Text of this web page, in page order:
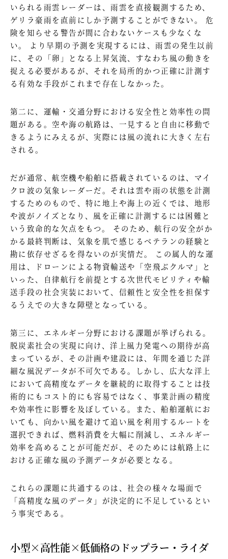
いられる雨雲レーダーは、雨雲を直接観測するため、
ゲリラ豪雨を直前にしか予測することができない。 危
険を知らせる警告が間に合わないケースも少なくな
い。 より早期の予測を実現するには、雨雲の発生以前
に、その「卵」となる上昇気流、すなわち風の動きを
捉える必要があるが、それを局所的かつ正確に計測す
る有効な手段がこれまで存在しなかった。
第二に、運輸・交通分野における安全性と効率性の問
題がある。空や海の航路は、一見すると自由に移動で
きるようにみえるが、実際には風の流れに大きく左右
される。
だが通常、航空機や船舶に搭載されているのは、マイ
クロ波の気象レーダーだ。それは雲や雨の状態を計測
するためのもので、特に地上や海上の近くでは、地形
や波がノイズとなり、風を正確に計測するには困難と
いう致命的な欠点をもつ。 そのため、航行の安全がか
かる最終判断は、気象を肌で感じるベテランの経験と
勘に依存せざるを得ないのが実情だ。 この属人的な運
用は、ドローンによる物資輸送や「空飛ぶクルマ」と
いった、自律航行を前提とする次世代モビリティや輸
送手段の社会実装において、信頼性と安全性を担保す
るうえでの大きな障壁となっている。
第三に、エネルギー分野における課題が挙げられる。
脱炭素社会の実現に向け、洋上風力発電への期待が高
まっているが、その計画や建設には、年間を通じた詳
細な風況データが不可欠である。しかし、広大な洋上
において高精度なデータを継続的に取得することは技
術的にもコスト的にも容易ではなく、事業計画の精度
や効率性に影響を及ぼしている。また、船舶運航にお
いても、向かい風を避けて追い風を利用するルートを
選択できれば、燃料消費を大幅に削減し、エネルギー
効率を高めることが可能だが、そのためには航路上に
おける正確な風の予測データが必要となる。
これらの課題に共通するのは、社会の様々な場面で
「高精度な風のデータ」が決定的に不足しているとい
う事実である。
小型×高性能×低価格のドップラー・ライダ